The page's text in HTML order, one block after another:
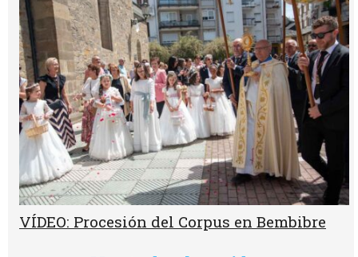
VÍDEO: Procesión del Corpus en Bembibre